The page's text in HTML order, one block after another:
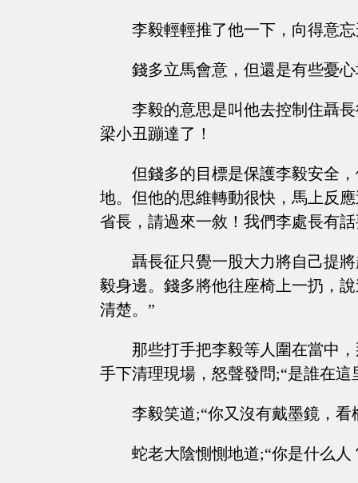
李毅輕輕推了他一下，向得意
錢多立馬會意，但還是有些憂
李毅的意思是叫他去控制住聶
梁小丑蹦達了！
但錢多的目標是保護李毅安全
地。但他的思維轉動很快，馬上反
省長，請過來一敘！我們李處長有
聶長征只覺一股大力將自己提
毅身邊。錢多將他往座椅上一扔，
清楚。”
那些打手把李毅等人圍在當中
手下清理現場，怒聲發問;“是誰在這
李毅笑道;“你又沒有戴墨鏡，
蛇老大陰惻惻地道;“你是什么